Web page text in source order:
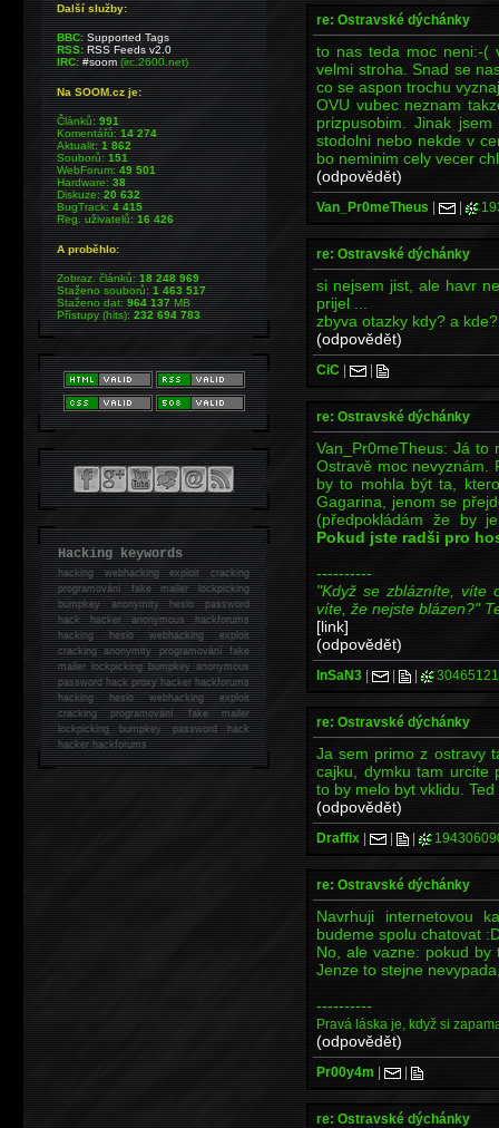
re: Ostravské dýchánky
to nas teda moc neni:-(
velmi stroha. Snad se
co se aspon trochu
OVU vubec neznam
prizpusobim. Jinak
stodolni nebo nekde v
bo neminim cely vecer
(odpovědět)
Van_Pr0meTheus | |
re: Ostravské dýchánky
si nejsem jist, ale havr
prijel ...
zbyva otazky kdy? a kde?
(odpovědět)
CiC | |
re: Ostravské dýchánky
Van_Pr0meTheus: Já to
Ostravě moc nevyznám.
by to mohla být ta,
Gagarina, jenom se
(předpokládám že by
Pokud jste radši pro
----------
"Když se zblázníte, víte
víte, že nejste blázen?"
[link]
(odpovědět)
InSaN3 | | |
re: Ostravské dýchánky
Ja sem primo z ostravy
cajku, dymku tam urcite
to by melo byt vklidu.
(odpovědět)
Draffix | | |
re: Ostravské dýchánky
Navrhuji internetovou
budeme spolu chatovat
No, ale vazne: pokud
Jenze to stejne
----------
Pravá láska je, když si
(odpovědět)
Pr00y4m | |
re: Ostravské dýchánky
Další služby:
BBC: Supported Tags
RSS: RSS Feeds v2.0
IRC: #soom(irc.2600.net)
Na SOOM.cz je:
Článků:991
Komentářů:14 274
Aktualit:1 862
Souborů:151
WebForum:49 501
Hardware:38
Diskuze:20 632
BugTrack:4 415
Reg. uživatelů:16 426
A proběhlo:
Zobraz. článků:18 248 969
Staženo souborů:1 463 517
Staženo dat:964 137MB
Přístupy (hits):232 694 783
Hacking keywords
hackingwebhacking exploit cracking
programování fake mailer lockpicking
bumpkey anonymity heslo password
hackhacker anonymous hackforums
hackingheslo webhacking exploit
cracking anonymity programování fake
mailer lockpicking bumpkey anonymous
password hack proxy hacker hackforums
hacking heslo webhacking exploit
cracking programování fake mailer
lockpicking bumpkey password hack
hackerhackforums